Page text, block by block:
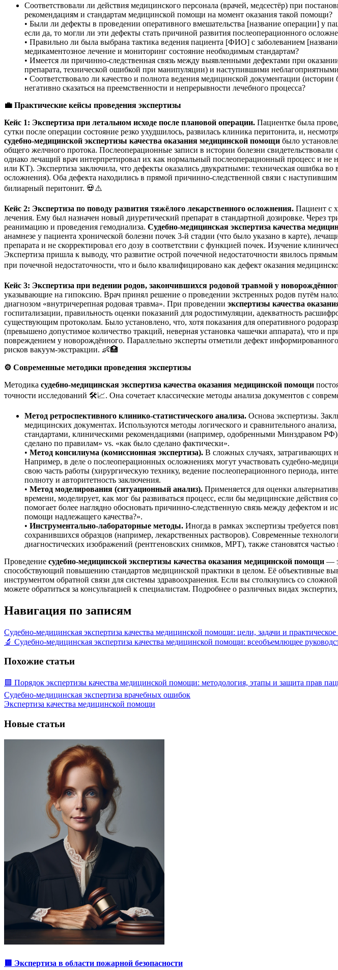
Соответствовали ли действия медицинского персонала (врачей, медсестёр) при
рекомендациям и стандартам медицинской помощи на момент оказания такой помощи?
• Были ли дефекты в проведении оперативного вмешательства [название операции] у
если да, то могли ли эти дефекты стать причиной развития послеоперационного
• Правильно ли была выбрана тактика ведения пациента [ФИО] с заболеванием
медикаментозное лечение и мониторинг состояние необходимым стандартам?
• Имеется ли причинно-следственная связь между выявленными дефектами при
препарата, технической ошибкой при манипуляции) и наступившими
• Соответствовало ли качество и полнота ведения медицинской документации
негативно сказаться на преемственности и непрерывности лечебного процесса?
💼 Практические кейсы проведения экспертизы
Кейс 1: Экспертиза при летальном исходе после плановой операции. Пациентке была
сутки после операции состояние резко ухудшилось, развилась клиника перитонита, и,
судебно-медицинской экспертизы качества оказания медицинской помощи было
общего желчного протока. Послеоперационные записи в истории болезни
однако лечащий врач интерпретировал их как нормальный послеоперационный процесс и
или КТ). Экспертиза заключила, что дефекты оказались двукратными: техническая ошибка
осложнения). Оба дефекта находились в прямой причинно-следственной связи с
билиарный перитонит. 💀⚠️
Кейс 2: Экспертиза по поводу развития тяжёлого лекарственного осложнения. Пациент с
лечения. Ему был назначен новый диуретический препарат в стандартной дозировке. Через
реанимацию и проведения гемодиализа. Судебно-медицинская экспертиза качества
анамнезе у пациента хронической болезни почек 3-й стадии (что было указано в карте),
препарата и не скорректировал его дозу в соответствии с функцией почек. Изучение
Экспертиза пришла к выводу, что развитие острой почечной недостаточности явилось
при почечной недостаточности, что и было квалифицировано как дефект оказания
Кейс 3: Экспертиза при ведении родов, закончившихся родовой травмой у
указывающие на гипоксию. Врач принял решение о проведении экстренных родов путём
диагнозом «внутричерепная родовая травма». При проведении экспертизы качества
госпитализации, правильность оценки показаний для родостимуляции, адекватность
существующим протоколам. Было установлено, что, хотя показания для оперативного
(превышено допустимое количество тракций, неверная установка чашечки аппарата), что
повреждением у новорождённого. Параллельно эксперты отметили дефект
рисков вакуум-экстракции. 👶🏥
⚙️ Современные методики проведения экспертизы
Методика судебно-медицинская экспертиза качества оказания медицинской помощи
точности исследований 🛠️📈. Она сочетает классические методы анализа документов с
Метод ретроспективного клинико-статистического анализа. Основа экспертизы.
медицинских документах. Используются методы логического и сравнительного
стандартами, клиническими рекомендациями (например, одобренными Минздравом
сделано по правилам» vs. «как было сделано фактически».
• Метод консилиума (комиссионная экспертиза). В сложных случаях, затрагивающих
Например, в деле о послеоперационных осложнениях могут участвовать судебно-
свою часть работы (хирургическую технику, ведение послеоперационного периода,
полноту и авторитетность заключения.
• Метод моделирования (ситуационный анализ). Применяется для оценки
времени, моделирует, как мог бы развиваться процесс, если бы медицинские действия
помогает более наглядно обосновать причинно-следственную связь между дефектом
помощи надлежащего качества?».
• Инструментально-лабораторные методы. Иногда в рамках экспертизы требуется
сохранившихся образцов (например, лекарственных растворов). Современные
диагностических изображений (рентгеновских снимков, МРТ), также становятся
Проведение судебно-медицинской экспертизы качества оказания медицинской помощи —
способствующий повышению стандартов медицинской практики в целом. Её объективные
инструментом обратной связи для системы здравоохранения. Если вы столкнулись со
можете обратиться за консультацией к специалистам. Подробнее о различных видах
Навигация по записям
Судебно-медицинская экспертиза качества медицинской помощи: цели, задачи и
🔬 Судебно-медицинская экспертиза качества медицинской помощи: всеобъемлющее
Похожие статьи
🟩 Порядок экспертизы качества медицинской помощи: методология, этапы и защита прав
Судебно-медицинская экспертиза врачебных ошибок
Экспертиза качества медицинской помощи
Новые статьи
🟥 Экспертиза в области пожарной безопасности